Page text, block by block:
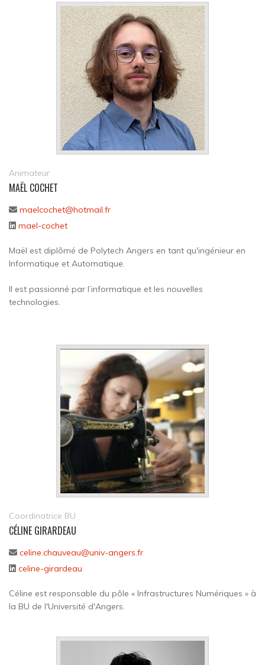
Animateur
MAËL COCHET
maelcochet@hotmail.fr
mael-cochet
Maël est diplômé de Polytech Angers en tant qu'ingénieur en
Informatique et Automatique.
Il est passionné par l’informatique et les nouvelles
technologies.
Coordinatrice BU
CÉLINE GIRARDEAU
celine.chauveau@univ-angers.fr
celine-girardeau
Céline est responsable du pôle « Infrastructures Numériques » à
la BU de l'Université d'Angers.